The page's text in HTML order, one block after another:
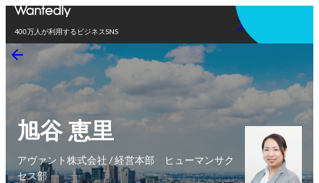
400万人が利用するビジネスSNS
アプリを使う
旭谷 恵里
アヴァント株式会社 / 経営本部 ヒューマンサク
セス部